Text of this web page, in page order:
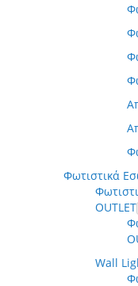
Φωτιστικά
OUTLET
Wall